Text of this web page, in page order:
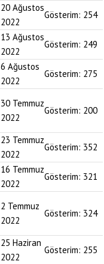
20 Ağustos
2022
Gösterim: 254
13 Ağustos
2022
Gösterim: 249
6 Ağustos
2022
Gösterim: 275
30 Temmuz
2022
Gösterim: 200
23 Temmuz
2022
Gösterim: 352
16 Temmuz
2022
Gösterim: 321
2 Temmuz
2022
Gösterim: 324
25 Haziran
2022
Gösterim: 255